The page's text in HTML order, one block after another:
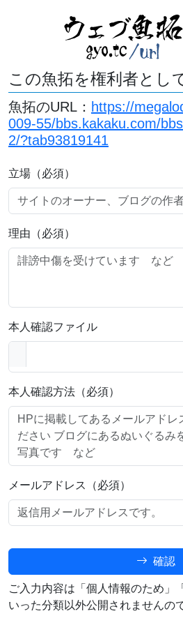
この魚拓を権利者とし
魚拓のURL： https://
009-55/bbs.kakaku.com/
2/?tab93819141
立場（必須）
理由（必須）
本人確認ファイル
本人確認方法（必須）
メールアドレス（必須）
確認
ご入力内容は「個人情報のため」
いった分類以外公開されませんの